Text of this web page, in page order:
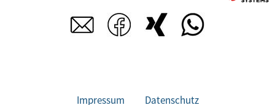
Impressum Datenschutz